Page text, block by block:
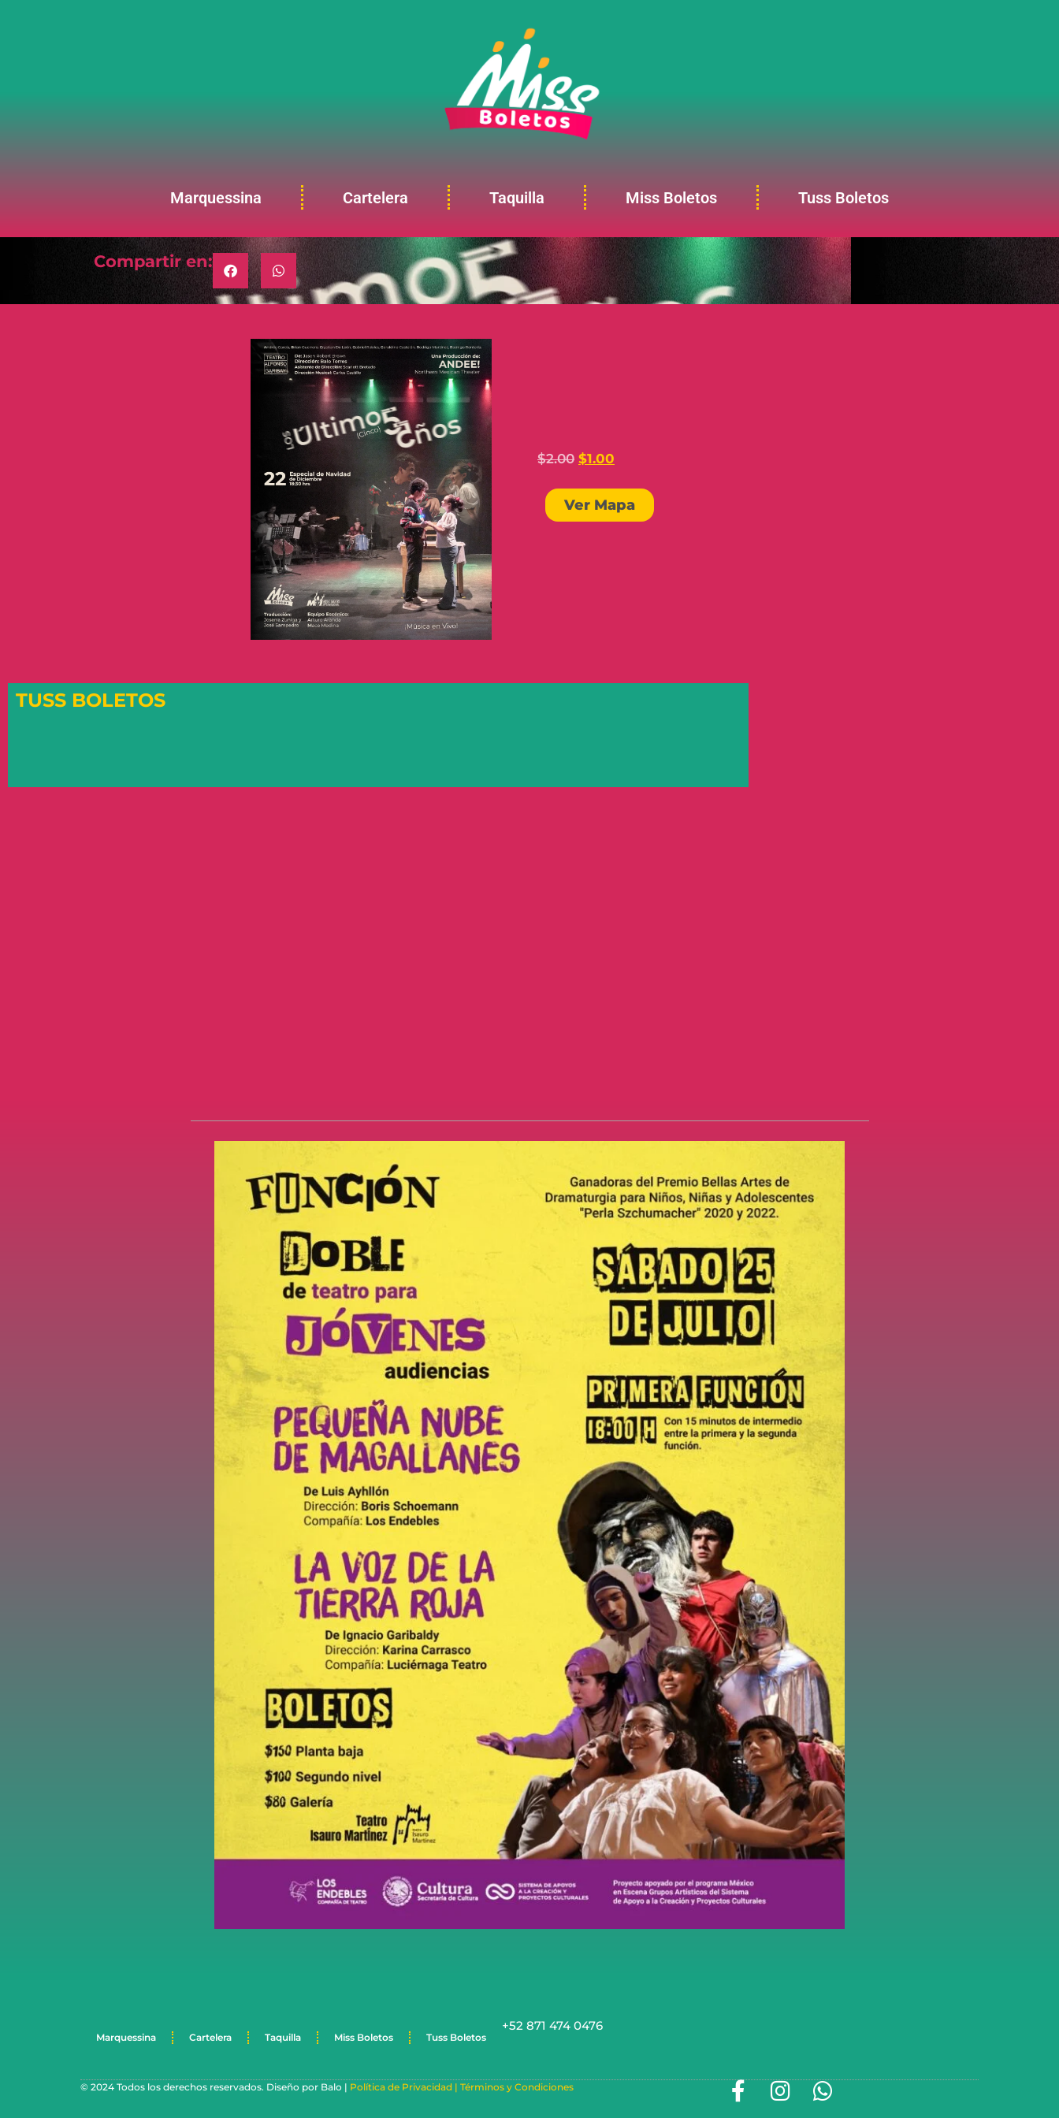
Marquessina Cartelera Taquilla Miss Boletos Tuss Boletos
Compartir en:
$2.00 $1.00
Ver Mapa
TUSS BOLETOS
Marquessina Cartelera Taquilla Miss Boletos Tuss Boletos
+52 871 474 0476
© 2024 Todos los derechos reservados. Diseño por Balo | Política de Privacidad | Términos y Condiciones